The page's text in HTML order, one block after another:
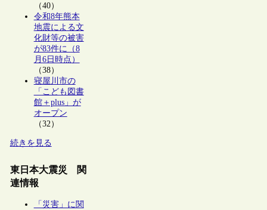
（40）
令和8年熊本
地震による文
化財等の被害
が83件に（8
月6日時点）
（38）
寝屋川市の
「こども図書
館＋plus」が
オープン
（32）
続きを見る
東日本大震災 関
連情報
「災害」に関